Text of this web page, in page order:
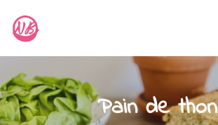
Pain de thon